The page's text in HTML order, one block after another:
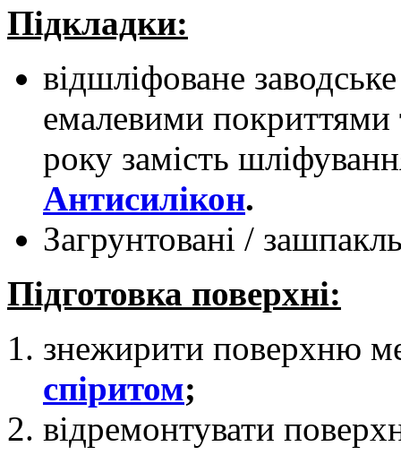
Підкладки:
відшліфоване
емалевими покриттями
року замість
Антисилікон.
Загрунтовані /
Підготовка поверхні:
знежирити поверхню
спіритом;
відремонтувати